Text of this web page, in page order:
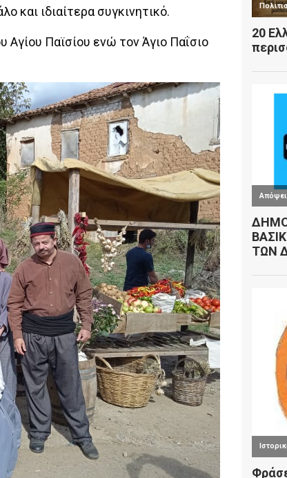
και ιδιαίτερα συγκινητικό.
Παϊσίου ενώ τον Άγιο Παΐσιο